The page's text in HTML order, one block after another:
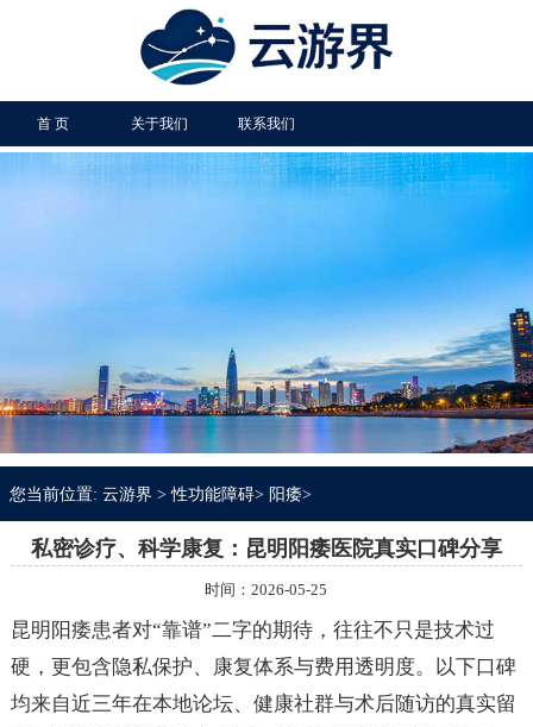
首 页 关于我们 联系我们
您当前位置: 云游界 >性功能障碍> 阳痿>
私密诊疗、科学康复：昆明阳痿医院真实口碑分享
时间：2026-05-25
昆明阳痿患者对“靠谱”二字的期待，往往不只是技术过
硬，更包含隐私保护、康复体系与费用透明度。以下口碑
均来自近三年在本地论坛、健康社群与术后随访的真实留